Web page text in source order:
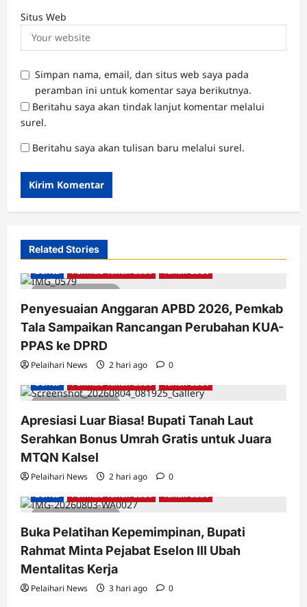
Situs Web
Simpan nama, email, dan situs web saya pada
peramban ini untuk komentar saya berikutnya.
Beritahu saya akan tindak lanjut komentar melalui
surel.
Beritahu saya akan tulisan baru melalui surel.
Related Stories
2 minutes read
Berita Pemkab Tanah Laut Tanah Laut
Penyesuaian Anggaran APBD 2026, Pemkab
Tala Sampaikan Rancangan Perubahan KUA-
PPAS ke DPRD
Pelaihari News 2 hari ago 0
2 minutes read
Berita Pemkab Tanah Laut Tanah Laut
Apresiasi Luar Biasa! Bupati Tanah Laut
Serahkan Bonus Umrah Gratis untuk Juara
MTQN Kalsel
Pelaihari News 2 hari ago 0
2 minutes read
Berita Pemkab Tanah Laut Tanah Laut
Buka Pelatihan Kepemimpinan, Bupati
Rahmat Minta Pejabat Eselon III Ubah
Mentalitas Kerja
Pelaihari News 3 hari ago 0